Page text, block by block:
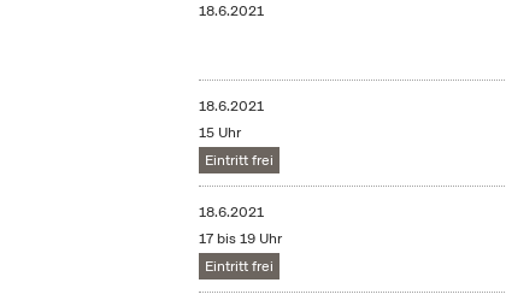
18.6.2021
18.6.2021
15 Uhr
Eintritt frei
18.6.2021
17 bis 19 Uhr
Eintritt frei